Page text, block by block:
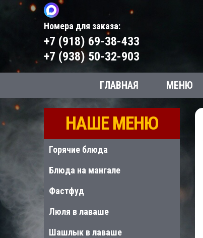
Номера для заказа:
+7 (918) 69-38-433
+7 (938) 50-32-903
ГЛАВНАЯ МЕНЮ
НАШЕ МЕНЮ
Горячие блюда
Блюда на мангале
Фастфуд
Люля в лаваше
Шашлык в лаваше